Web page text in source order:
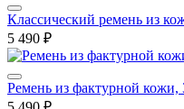
Классический ремень из
5 490 ₽
Ремень из фактурной